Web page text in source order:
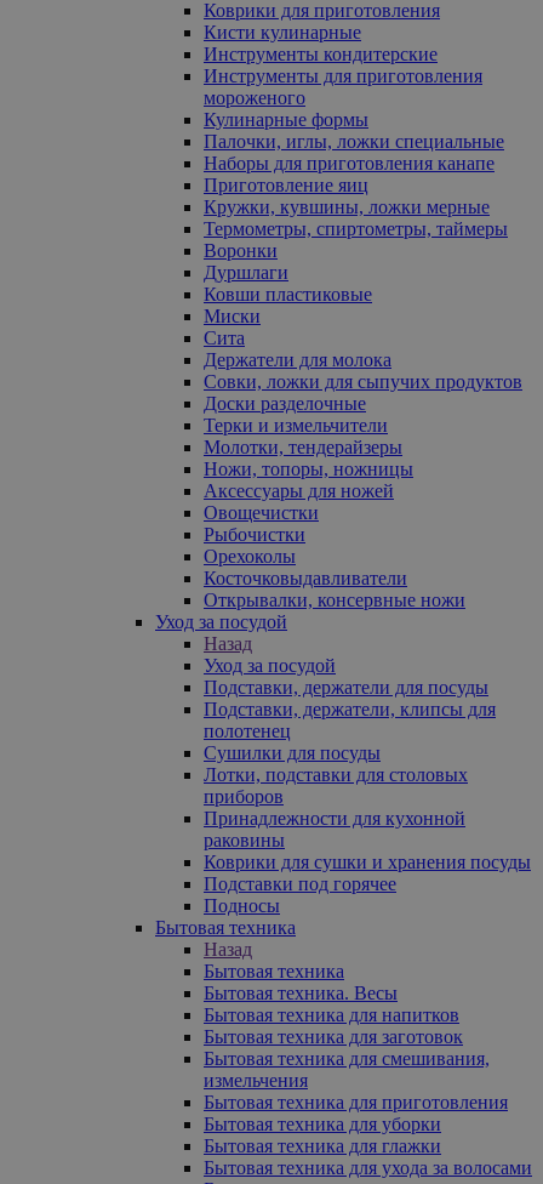
Коврики для приготовления
Кисти кулинарные
Инструменты кондитерские
Инструменты для приготовления
мороженого
Кулинарные формы
Палочки, иглы, ложки специальные
Наборы для приготовления канапе
Приготовление яиц
Кружки, кувшины, ложки мерные
Термометры, спиртометры, таймеры
Воронки
Дуршлаги
Ковши пластиковые
Миски
Сита
Держатели для молока
Совки, ложки для сыпучих продуктов
Доски разделочные
Терки и измельчители
Молотки, тендерайзеры
Ножи, топоры, ножницы
Аксессуары для ножей
Овощечистки
Рыбочистки
Орехоколы
Косточковыдавливатели
Открывалки, консервные ножи
Уход за посудой
Назад
Уход за посудой
Подставки, держатели для посуды
Подставки, держатели, клипсы для
полотенец
Сушилки для посуды
Лотки, подставки для столовых
приборов
Принадлежности для кухонной
раковины
Коврики для сушки и хранения посуды
Подставки под горячее
Подносы
Бытовая техника
Назад
Бытовая техника
Бытовая техника. Весы
Бытовая техника для напитков
Бытовая техника для заготовок
Бытовая техника для смешивания,
измельчения
Бытовая техника для приготовления
Бытовая техника для уборки
Бытовая техника для глажки
Бытовая техника для ухода за волосами